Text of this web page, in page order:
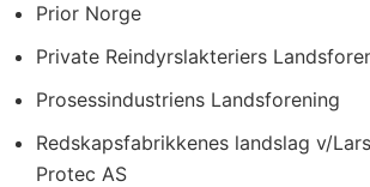
Prior Norge
Private Reindyrslakteriers
Prosessindustriens Landsforening
Redskapsfabrikkenes landslag v/
Protec AS